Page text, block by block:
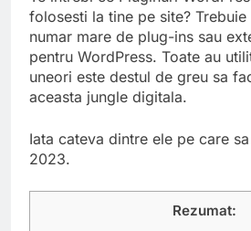
folosesti la tine pe site?
numar mare de plug-ins sau
pentru WordPress. Toate au
uneori este destul de greu sa
aceasta jungle digitala.
Iata cateva dintre ele pe care
2023.
Rezumat: